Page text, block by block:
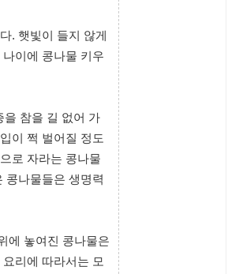
. 햇빛이 들지 않게
이에 콩나물 키우
을 참을 길 없어 가
이 쩍 벌어질 정도
로 자라는 콩나물
콩나물들은 생명력
에 놓여진 콩나물은
리에 따라서는 모